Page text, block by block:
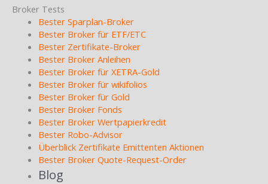
Broker Tests
Bester Sparplan-Broker
Bester Broker für ETF/ETC
Bester Zertifikate-Broker
Bester Broker Anleihen
Bester Broker für XETRA-Gold
Bester Broker für wikifolios
Bester Broker für Gold
Bester Broker Fonds
Bester Broker Wertpapierkredit
Bester Robo-Advisor
Überblick Zertifikate Emittenten Aktionen
Bester Broker Quote-Request-Order
Blog